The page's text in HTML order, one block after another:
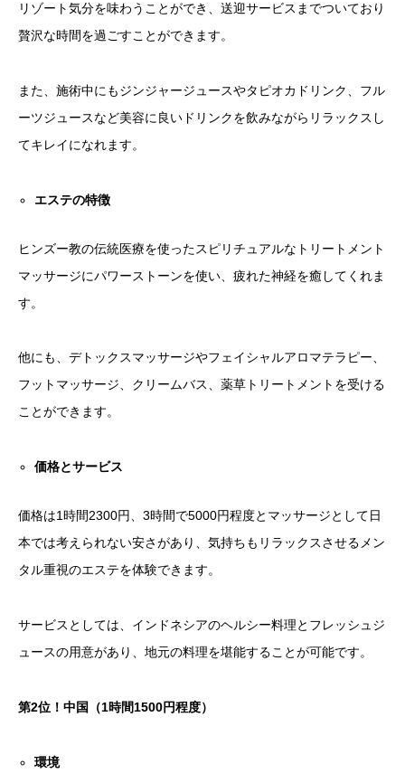
リゾート気分を味わうことができ、送迎サービスまでついており
贅沢な時間を過ごすことができます。
また、施術中にもジンジャージュースやタピオカドリンク、フル
ーツジュースなど美容に良いドリンクを飲みながらリラックスし
てキレイになれます。
エステの特徴
ヒンズー教の伝統医療を使ったスピリチュアルなトリートメント
マッサージにパワーストーンを使い、疲れた神経を癒してくれま
す。
他にも、デトックスマッサージやフェイシャルアロマテラピー、
フットマッサージ、クリームバス、薬草トリートメントを受ける
ことができます。
価格とサービス
価格は1時間2300円、3時間で5000円程度とマッサージとして日
本では考えられない安さがあり、気持ちもリラックスさせるメン
タル重視のエステを体験できます。
サービスとしては、インドネシアのヘルシー料理とフレッシュジ
ュースの用意があり、地元の料理を堪能することが可能です。
第2位！中国（1時間1500円程度）
環境